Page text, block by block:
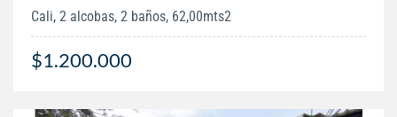
Cali, 2 alcobas, 2 baños, 62,00mts2
$1.200.000